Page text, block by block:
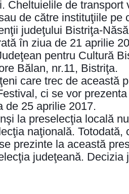
Cheltuielile de transport
de către instituţiile pe
judeţului Bistriţa-
în ziua de 21 aprilie
pentru Cultură
Bălan, nr.11, Bistriţa.
care trec de această
ci se vor
de 25 aprilie 2017.
la preselecţia locală
naţională. Totodată,
prezinte la această
judeţeană. Decizia